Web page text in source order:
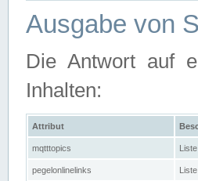
Ausgabe von
Die Antwort auf
Inhalten:
Attribut
mqtttopics
pegelonlinelinks